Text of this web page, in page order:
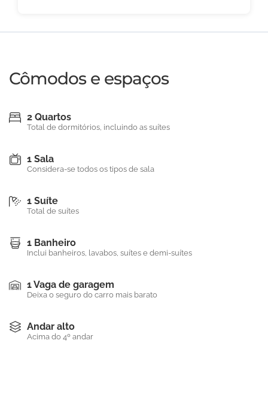
Cômodos e espaços
2 Quartos
Total de dormitórios, incluindo as suítes
1 Sala
Considera-se todos os tipos de sala
1 Suíte
Total de suítes
1 Banheiro
Inclui banheiros, lavabos, suítes e demi-suítes
1 Vaga de garagem
Deixa o seguro do carro mais barato
Andar alto
Acima do 4º andar